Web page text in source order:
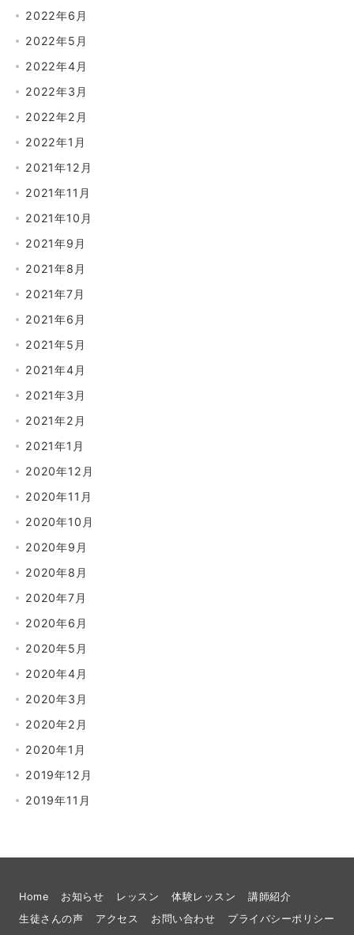
2022年6月
2022年5月
2022年4月
2022年3月
2022年2月
2022年1月
2021年12月
2021年11月
2021年10月
2021年9月
2021年8月
2021年7月
2021年6月
2021年5月
2021年4月
2021年3月
2021年2月
2021年1月
2020年12月
2020年11月
2020年10月
2020年9月
2020年8月
2020年7月
2020年6月
2020年5月
2020年4月
2020年3月
2020年2月
2020年1月
2019年12月
2019年11月
Home お知らせ レッスン 体験レッスン
講師紹介
生徒さんの声
アクセス お問い合わせ プライバシーポリシー